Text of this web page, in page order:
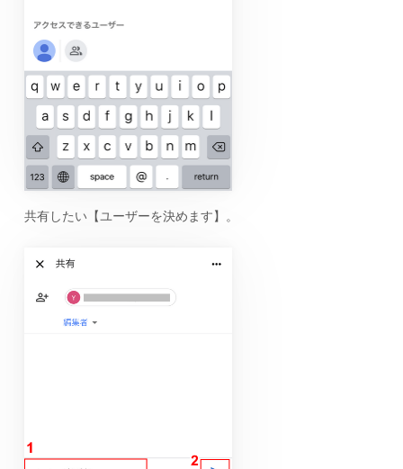
共有したい【ユーザーを決めます】。